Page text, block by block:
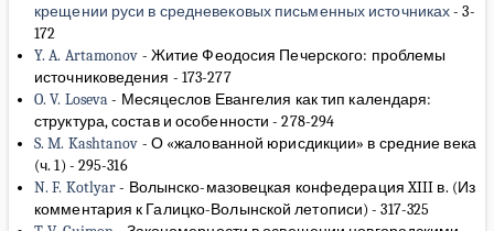
крещении руси в средневековых письменных источниках- 3-
172
Y. A. Artamonov - Житие Феодосия Печерского: проблемы
источниковедения - 173-277
O. V. Loseva- Месяцеслов Евангелия как тип календаря:
структура, состав и особенности- 278-294
S. M. Kashtanov - О «жалованной юрисдикции» в средние века
(ч. 1) - 295-316
N. F. Kotlyar - Волынско-мазовецкая конфедерация XIII в. (Из
комментария к Галицко-Волынской летописи)- 317-325